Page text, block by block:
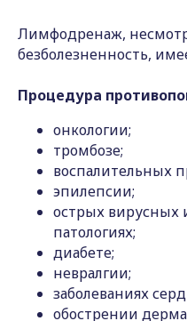
Лимфодренаж,
безболезненность,
Процедура
онкологии;
тромбозе;
воспалительных
эпилепсии;
острых
патологиях;
диабете;
невралгии;
заболеваниях
обострении